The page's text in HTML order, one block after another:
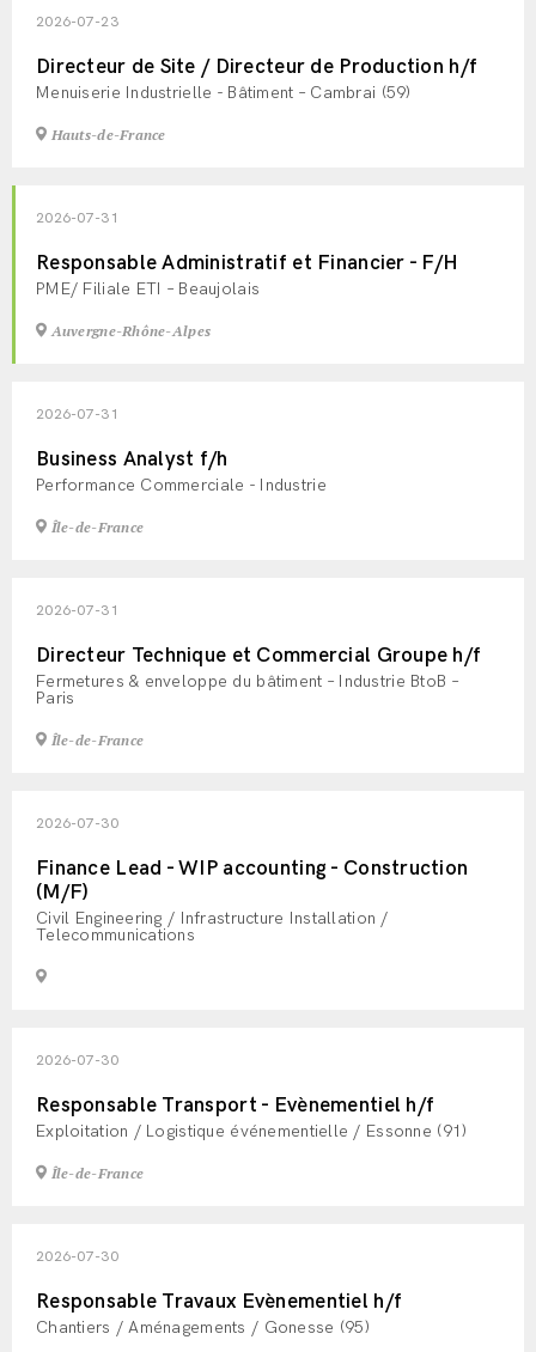
2026-07-23
Directeur de Site / Directeur de Production h/f
Menuiserie Industrielle - Bâtiment – Cambrai (59)
Hauts-de-France
2026-07-31
Responsable Administratif et Financier - F/H
PME/ Filiale ETI – Beaujolais
Auvergne-Rhône-Alpes
2026-07-31
Business Analyst f/h
Performance Commerciale - Industrie
Île-de-France
2026-07-31
Directeur Technique et Commercial Groupe h/f
Fermetures & enveloppe du bâtiment – Industrie BtoB –
Paris
Île-de-France
2026-07-30
Finance Lead - WIP accounting - Construction
(M/F)
Civil Engineering / Infrastructure Installation /
Telecommunications
2026-07-30
Responsable Transport - Evènementiel h/f
Exploitation / Logistique événementielle / Essonne (91)
Île-de-France
2026-07-30
Responsable Travaux Evènementiel h/f
Chantiers / Aménagements / Gonesse (95)